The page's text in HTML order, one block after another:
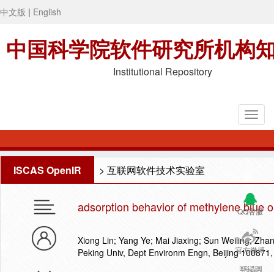
中文版 | English
中国科学院软件研究所机构
Institutional Repository
ISCAS OpenIR > 互联网软件技术实验室
QQ客服
官方微博
adsorption behavior of methylene blue
Xiong Lin; Yang Ye; Mai Jiaxing; Sun Weiling;
Peking Univ, Dept Environm Engn, Beijing